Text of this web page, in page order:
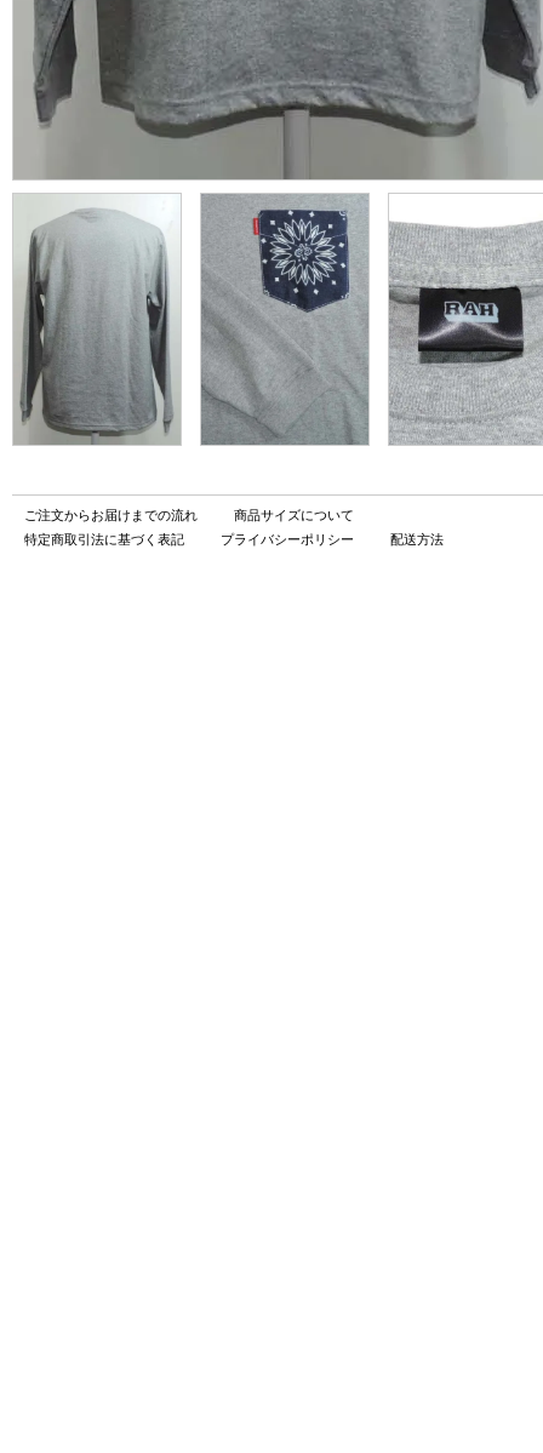
ご注文からお届けまでの流れ
商品サイズについて
特定商取引法に基づく表記
プライバシーポリシー 配送方法